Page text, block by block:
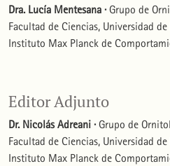
Dra. Lucía Mentesana · Grupo de
Facultad de Ciencias, Universidad
Instituto Max Planck de
Editor Adjunto
Dr. Nicolás Adreani · Grupo de
Facultad de Ciencias, Universidad
Instituto Max Planck de